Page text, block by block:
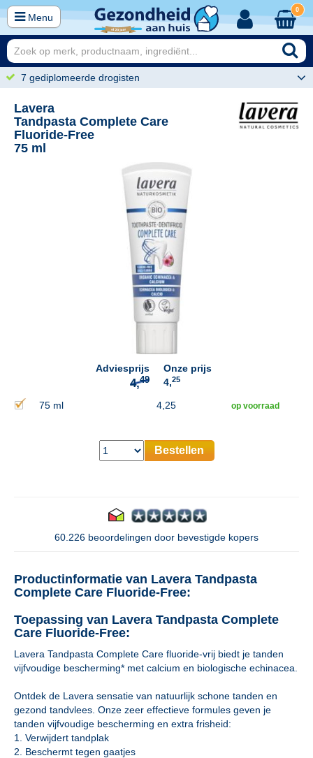
Menu
0
7 gediplomeerde drogisten
Lavera
Tandpasta Complete Care
Fluoride-Free
75 ml
Adviesprijs
Onze prijs
4,25
75 ml 4,25 op voorraad
Bestellen
60.226 beoordelingen door bevestigde kopers
Productinformatie van Lavera Tandpasta
Complete Care Fluoride-Free:
Toepassing van Lavera Tandpasta Complete
Care Fluoride-Free:
Lavera Tandpasta Complete Care fluoride-vrij biedt je tanden
vijfvoudige bescherming* met calcium en biologische echinacea.
Ontdek de Lavera sensatie van natuurlijk schone tanden en
gezond tandvlees. Onze zeer effectieve formules geven je
tanden vijfvoudige bescherming en extra frisheid:
1. Verwijdert tandplak
2. Beschermt tegen gaatjes